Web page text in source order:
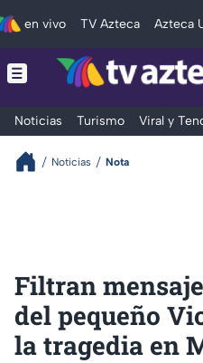
en vivo TV Azteca Azteca
Noticias Turismo Viral y
Noticias Nota
Filtran
del pequeño
la tragedia en